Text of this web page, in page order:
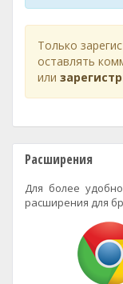
Только
оставлять
или
Расширения
Для более
расширения для